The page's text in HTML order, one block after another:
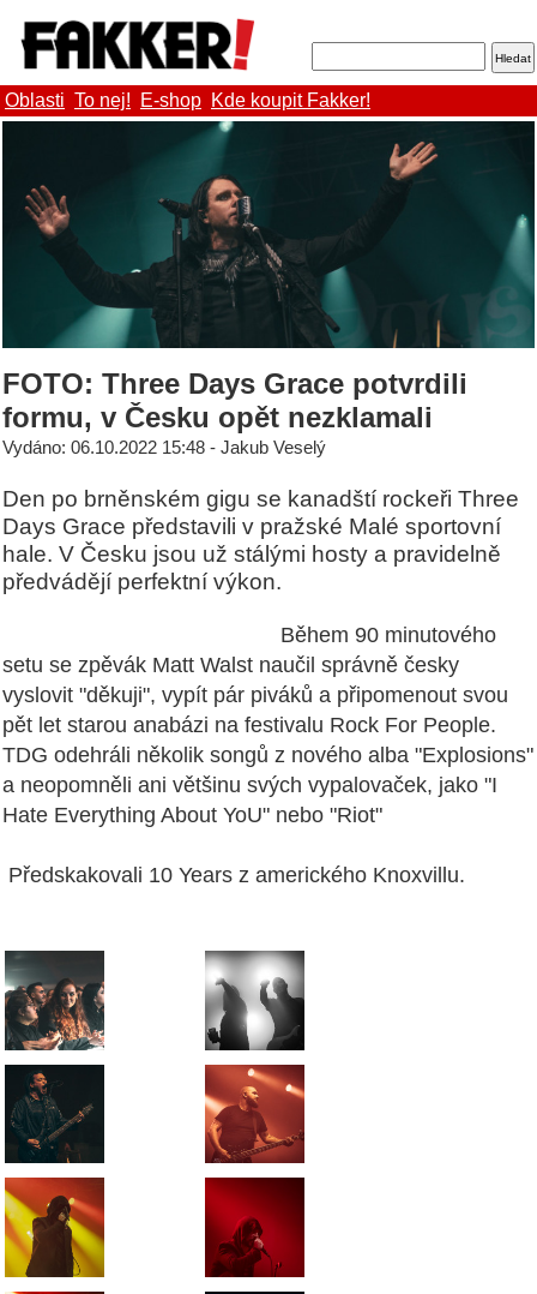
Oblasti To nej! E-shop Kde koupit Fakker!
FOTO: Three Days Grace potvrdili
formu, v Česku opět nezklamali
Vydáno: 06.10.2022 15:48 - Jakub Veselý
Den po brněnském gigu se kanadští rockeři Three
Days Grace představili v pražské Malé sportovní
hale. V Česku jsou už stálými hosty a pravidelně
předvádějí perfektní výkon.
Během 90 minutového
setu se zpěvák Matt Walst naučil správně česky
vyslovit "děkuji", vypít pár piváků a připomenout svou
pět let starou anabázi na festivalu Rock For People.
TDG odehráli několik songů z nového alba "Explosions"
a neopomněli ani většinu svých vypalovaček, jako "I
Hate Everything About YoU" nebo "Riot"
Předskakovali 10 Years z amerického Knoxvillu.